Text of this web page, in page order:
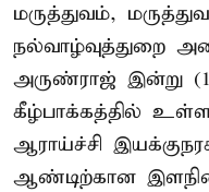
மருத்துவம்,
நல்வாழ்வுத்துறை
அருண்ராஜ் இன்று
கீழ்பாக்கத்தில் உள்ள
ஆராய்ச்சி
ஆண்டிற்கான